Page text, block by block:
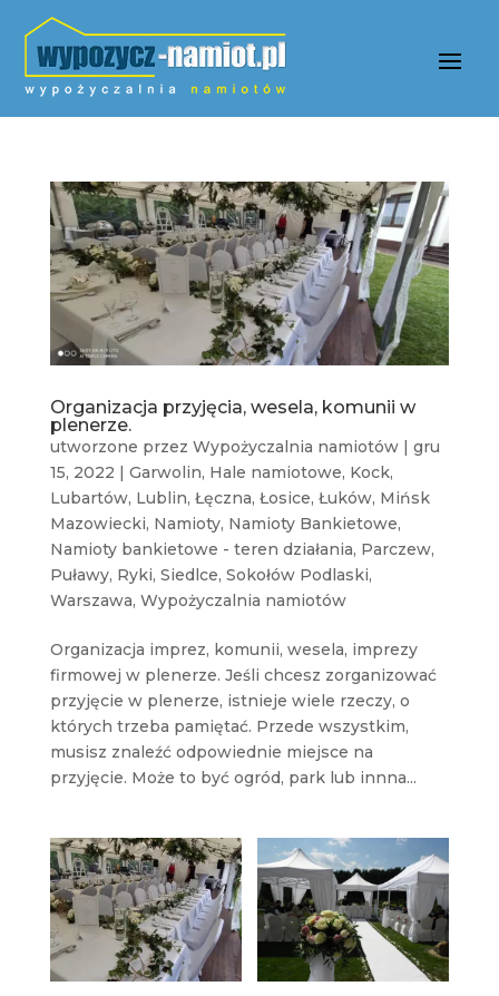
Organizacja przyjęcia, wesela, komunii w
plenerze.
utworzone przez Wypożyczalnia namiotów| gru
15, 2022 | Garwolin, Hale namiotowe, Kock,
Lubartów, Lublin, Łęczna, Łosice, Łuków, Mińsk
Mazowiecki, Namioty, Namioty Bankietowe,
Namioty bankietowe - teren działania, Parczew,
Puławy, Ryki, Siedlce, Sokołów Podlaski,
Warszawa, Wypożyczalnia namiotów
Organizacja imprez, komunii, wesela, imprezy
firmowej w plenerze. Jeśli chcesz zorganizować
przyjęcie w plenerze, istnieje wiele rzeczy, o
których trzeba pamiętać. Przede wszystkim,
musisz znaleźć odpowiednie miejsce na
przyjęcie. Może to być ogród, park lub innna...